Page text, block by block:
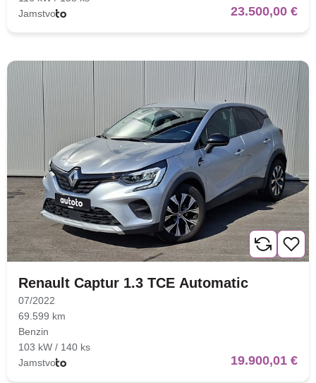
Jamstvo
23.500,00 €
Renault Captur 1.3 TCE Automatic
07/2022
69.599 km
Benzin
103 kW / 140 ks
Jamstvo
19.900,01 €